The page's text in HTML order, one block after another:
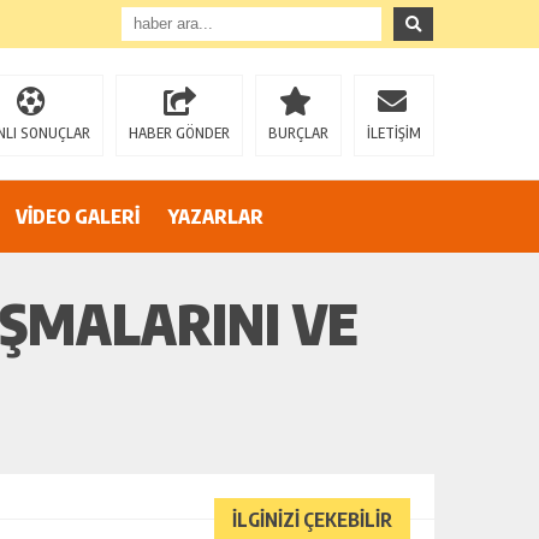
SONUÇLAR HABER GÖNDER BURÇLAR İLETİŞİM
VİDEO GALERİ YAZARLAR
VE
İLGİNİZİ ÇEKEBİLİR